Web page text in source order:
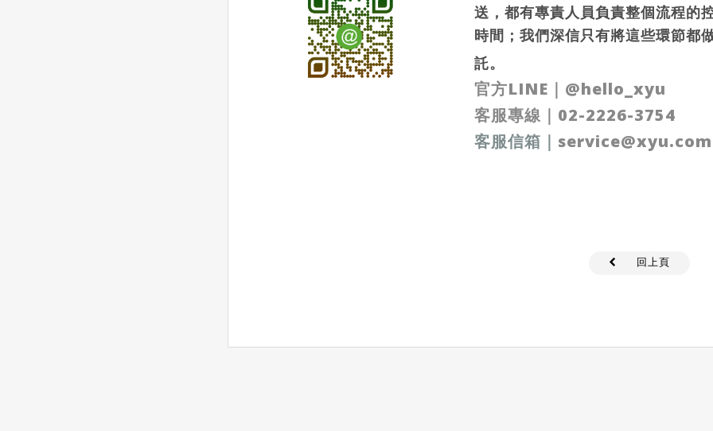
送，都有專責人員負責整個流程的
時間；我們深信只有將這些環節都
託。
官方LINE ｜ @hello_xyu
客服專線｜ 02-2226-3754
客服信箱 ｜
回上頁